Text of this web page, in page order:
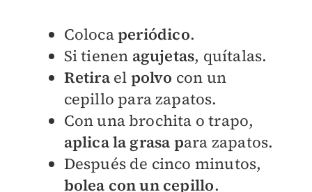
Colocaperiódico.
Si tienen agujetas, quítalas.
Retirael polvo con un
cepillo para zapatos.
Con una brochita o trapo,
aplica la grasa para zapatos.
Después de cinco minutos,
bolea con un cepillo.